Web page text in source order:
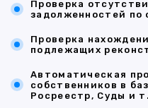
Проверка
задолженностей по
Проверка
подлежащих
Автоматическая
собственников в
Росреестр, Суды и